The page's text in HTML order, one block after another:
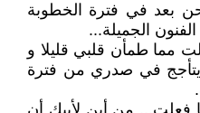
بعد في فترة الخطوبة
الجميلة...
مما طمأن قلبي قليلا و
يتأجج في صدري من فترة